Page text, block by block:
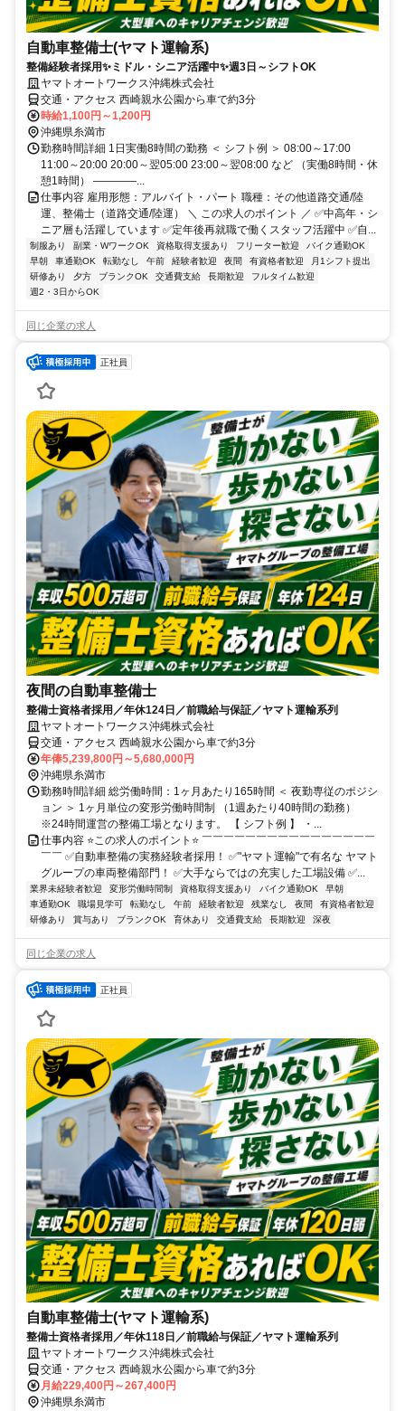
自動車整備士(ヤマト運輸系)
整備経験者採用✨ミドル・シニア活躍中✨週3日～シフトOK
ヤマトオートワークス沖縄株式会社
交通・アクセス 西崎親水公園から車で約3分
時給1,100円～1,200円
沖縄県糸満市
勤務時間詳細 1日実働8時間の勤務 ＜ シフト例 ＞ 08:00～17:00
11:00～20:00 20:00～翌05:00 23:00～翌08:00 など （実働8時間・休
憩1時間） ――――...
仕事内容 雇用形態：アルバイト・パート 職種：その他道路交通/陸
運、整備士（道路交通/陸運） ＼ この求人のポイント ／ ✅中高年・シ
ニア層も活躍しています ✅定年後再就職で働くスタッフ活躍中 ✅自...
制服あり 副業・WワークOK 資格取得支援あり フリーター歓迎
バイク通勤OK
早朝
車通勤OK 転勤なし 午前 経験者歓迎 夜間 有資格者歓迎
月1シフト提出
研修あり
夕方 ブランクOK 交通費支給 長期歓迎
フルタイム歓迎
週2・3日からOK
同じ企業の求人
正社員
夜間の自動車整備士
整備士資格者採用／年休124日／前職給与保証／ヤマト運輸系列
ヤマトオートワークス沖縄株式会社
交通・アクセス 西崎親水公園から車で約3分
年俸5,239,800円～5,680,000円
沖縄県糸満市
勤務時間詳細 総労働時間：1ヶ月あたり165時間 ＜ 夜勤専従のポジシ
ョン ＞ 1ヶ月単位の変形労働時間制 （1週あたり40時間の勤務）
※24時間運営の整備工場となります。 【 シフト例 】 ・...
仕事内容 ⭐この求人のポイント⭐ ￣￣￣￣￣￣￣￣￣￣￣￣￣￣￣￣
￣￣ ✅自動車整備の実務経験者採用！ ✅"ヤマト運輸"で有名な ヤマト
グループの車両整備部門！ ✅大手ならではの充実した工場設備 ✅...
業界未経験者歓迎 変形労働時間制 資格取得支援あり バイク通勤OK
早朝
車通勤OK
職場見学可 転勤なし 午前 経験者歓迎 残業なし 夜間
有資格者歓迎
研修あり
賞与あり ブランクOK 育休あり 交通費支給 長期歓迎 深夜
同じ企業の求人
正社員
自動車整備士(ヤマト運輸系)
整備士資格者採用／年休118日／前職給与保証／ヤマト運輸系列
ヤマトオートワークス沖縄株式会社
交通・アクセス 西崎親水公園から車で約3分
月給229,400円～267,400円
沖縄県糸満市